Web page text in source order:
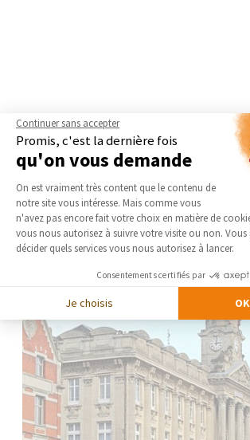
Continuer sans accepter
Promis, c'est la dernière fois
qu'on vous demande
Plateforme de Gestion du
On est vraiment très content que le contenu de
notre site vous intéresse. Mais comme vous
n'avez pas encore fait votre choix en matière de
vous nous autorisez à suivre votre visite ou non.
décider quels services vous nous autorisez à lancer.
Consentements certifiés par
Je choisis
Axeptio consent